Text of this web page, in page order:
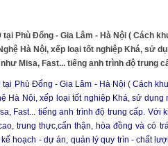
Phù Đổng - Gia Lâm - Hà Nội ( Cách
Hà Nội, xếp loại tốt nghiệp Khá, sử
Misa, Fast... tiếng anh trình độ trung
Phù Đổng - Gia Lâm - Hà Nội ( Cách
Hà Nội, xếp loại tốt nghiệp Khá, sử
Fast... tiếng anh trình độ trung cấp.
trung thực,cẩn thận, hòa đồng và có
hoạch - dự án, quản lý quy trìn - chất